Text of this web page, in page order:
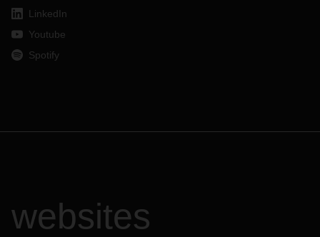
LinkedIn
Youtube
Spotify
websites